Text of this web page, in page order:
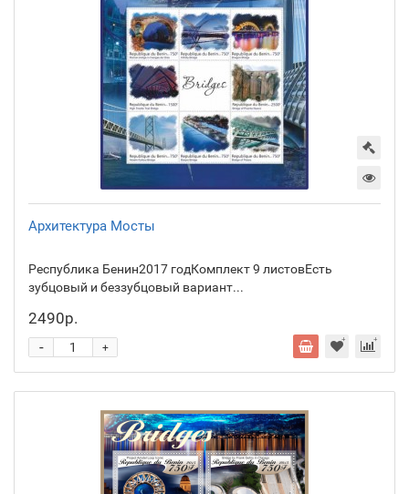
Архитектура Мосты
Республика Бенин2017 годКомплект 9 листовЕсть
зубцовый и беззубцовый вариант...
2490р.
+
-